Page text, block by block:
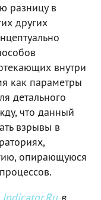
разницу в
других
внутри
как параметры
детального
что данный
взрывы в
опирающуюся
Indicator.Ruв